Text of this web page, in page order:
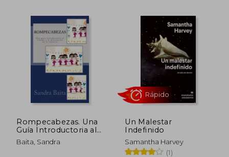
55% S/ 176,25
S/ 79,31
55%
dcto.
Rompecabezas. Una
Guía Introductoria al
Trauma y la
Disociación en la
Baita, Sandra
Un Malestar
Indefinido
Samantha Harvey
(1)